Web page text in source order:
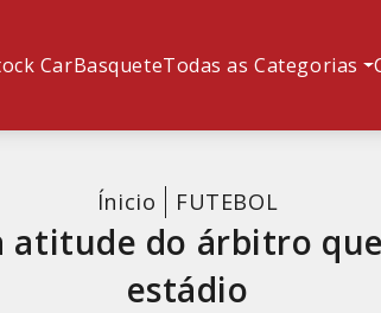
CarBasqueteTodas as Categorias
Ínicio FUTEBOL
atitude do árbitro
estádio